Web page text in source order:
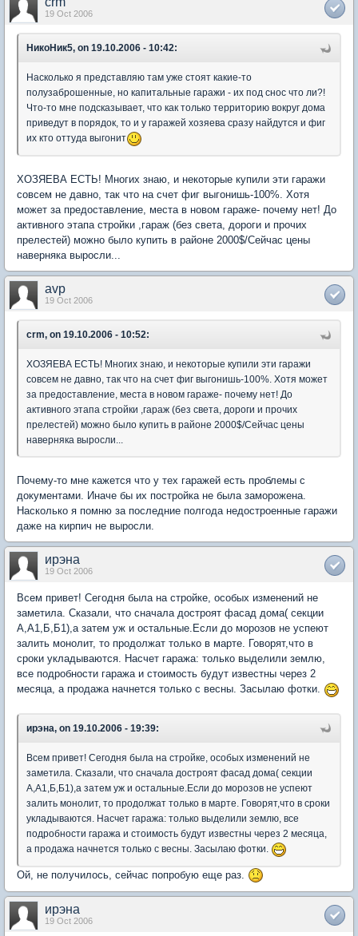
19 Oct 2006
НикоНик5, on 19.10.2006 - 10:42:
Насколько я представляю там уже стоят какие-то
полузаброшенные, но капитальные гаражи - их под снос что ли?!
Что-то мне подсказывает, что как только территорию вокруг дома
приведут в порядок, то и у гаражей хозяева сразу найдутся и фиг
их кто оттуда выгонит
ХОЗЯЕВА ЕСТЬ! Многих знаю, и некоторые купили эти гаражи
совсем не давно, так что на счет фиг выгонишь-100%. Хотя
может за предоставление, места в новом гараже- почему нет! До
активного этапа стройки ,гараж (без света, дороги и прочих
прелестей) можно было купить в районе 2000$/Сейчас цены
наверняка выросли...
avp
19 Oct 2006
crm, on 19.10.2006 - 10:52:
ХОЗЯЕВА ЕСТЬ! Многих знаю, и некоторые купили эти гаражи
совсем не давно, так что на счет фиг выгонишь-100%. Хотя может
за предоставление, места в новом гараже- почему нет! До
активного этапа стройки ,гараж (без света, дороги и прочих
прелестей) можно было купить в районе 2000$/Сейчас цены
наверняка выросли...
Почему-то мне кажется что у тех гаражей есть проблемы с
документами. Иначе бы их постройка не была заморожена.
Насколько я помню за последние полгода недостроенные гаражи
даже на кирпич не выросли.
ирэна
19 Oct 2006
Всем привет! Сегодня была на стройке, особых изменений не
заметила. Сказали, что сначала достроят фасад дома( секции
А,А1,Б,Б1),а затем уж и остальные.Если до морозов не успеют
залить монолит, то продолжат только в марте. Говорят,что в
сроки укладываются. Насчет гаража: только выделили землю,
все подробности гаража и стоимость будут известны через 2
месяца, а продажа начнется только с весны. Засылаю фотки.
ирэна, on 19.10.2006 - 19:39:
Всем привет! Сегодня была на стройке, особых изменений не
заметила. Сказали, что сначала достроят фасад дома( секции
А,А1,Б,Б1),а затем уж и остальные.Если до морозов не успеют
залить монолит, то продолжат только в марте. Говорят,что в сроки
укладываются. Насчет гаража: только выделили землю, все
подробности гаража и стоимость будут известны через 2 месяца,
а продажа начнется только с весны. Засылаю фотки.
Ой, не получилось, сейчас попробую еще раз.
ирэна
19 Oct 2006